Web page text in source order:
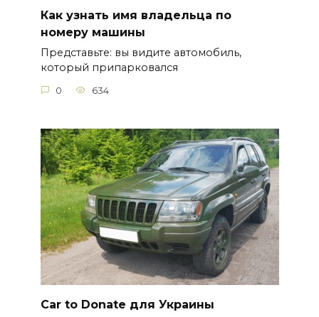
Как узнать имя владельца по
номеру машины
Представьте: вы видите автомобиль,
который припарковался
0 634
Car to Donate для Украины